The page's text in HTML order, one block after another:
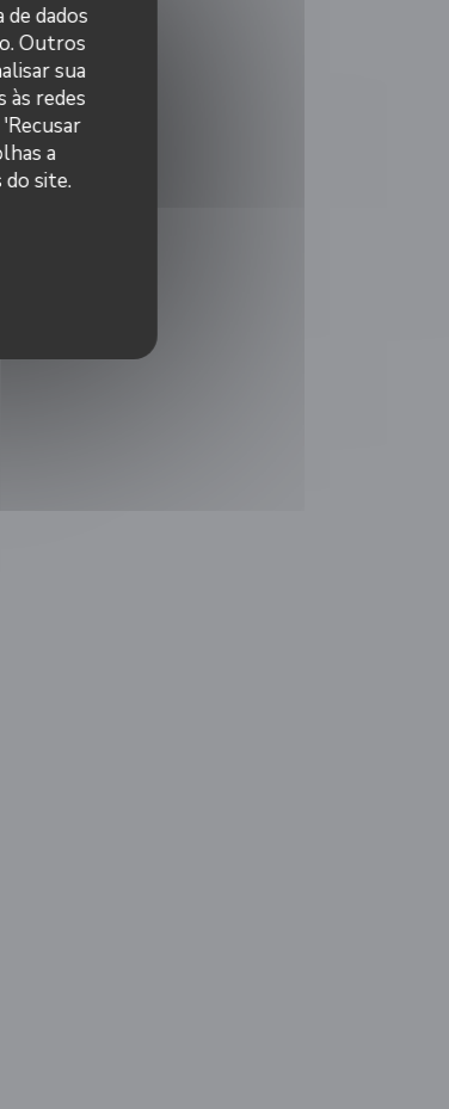
dados
Outros
sua
às redes
a
site.